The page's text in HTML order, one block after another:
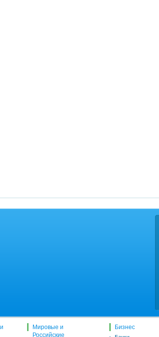
Мировые и
Российские
Бизнес